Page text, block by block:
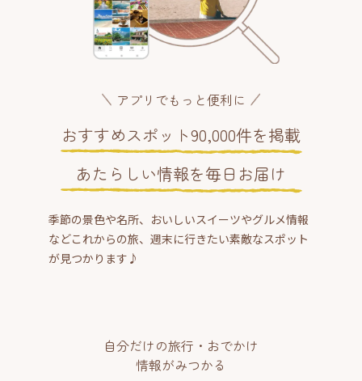
アプリでもっと便利に
おすすめスポット90,000件を掲載
あたらしい情報を毎日お届け
季節の景色や名所、おいしいスイーツやグルメ情報
などこれからの旅、週末に行きたい素敵なスポット
が見つかります♪
自分だけの旅行・おでかけ
情報がみつかる